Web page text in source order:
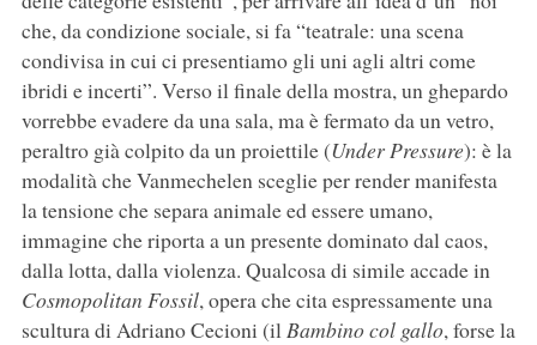
che, da condizione sociale, si fa “teatrale: una scena
condivisa in cui ci presentiamo gli uni agli altri come
ibridi e incerti”. Verso il finale della mostra, un ghepardo
vorrebbe evadere da una sala, ma è fermato da un vetro,
peraltro già colpito da un proiettile (Under Pressure): è la
modalità che Vanmechelen sceglie per render manifesta
la tensione che separa animale ed essere umano,
immagine che riporta a un presente dominato dal caos,
dalla lotta, dalla violenza. Qualcosa di simile accade in
Cosmopolitan Fossil, opera che cita espressamente una
scultura di Adriano Cecioni (ilBambino col gallo, forse la